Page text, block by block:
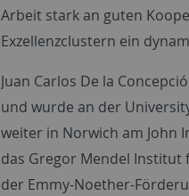
Arbeit stark an guten
Exzellenzclustern ein
Juan Carlos De la
und wurde an der
weiter in Norwich am John
das Gregor Mendel Institut
der Emmy-Noether-